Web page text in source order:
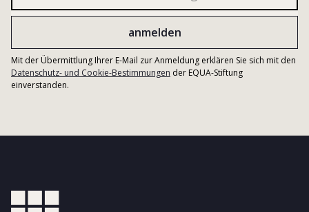
Mit der Übermittlung Ihrer E-Mail zur Anmeldung erklären Sie sich mit den
Datenschutz- und Cookie-Bestimmungen der EQUA-Stiftung
einverstanden.